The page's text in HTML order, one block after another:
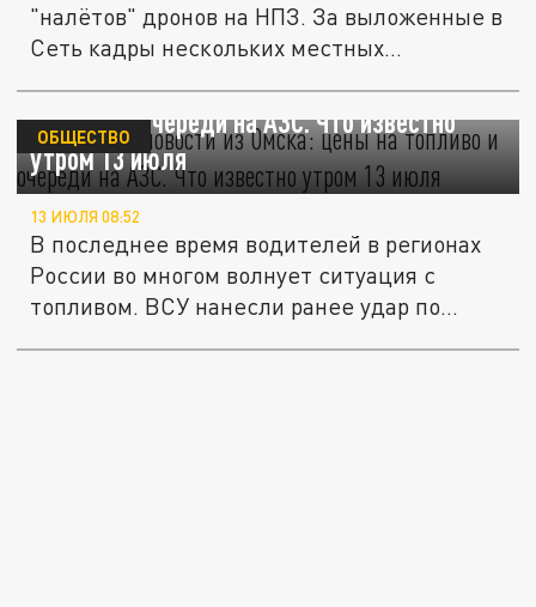
"налётов" дронов на НПЗ. За выложенные в
Сеть кадры нескольких местных...
Последние новости из Омска: цены на
топливо и очереди на АЗС. Что известно
утром 13 июля
ОБЩЕСТВО
13 ИЮЛЯ 08:52
В последнее время водителей в регионах
России во многом волнует ситуация с
топливом. ВСУ нанесли ранее удар по...